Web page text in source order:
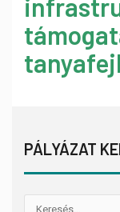
PÁLYÁZAT